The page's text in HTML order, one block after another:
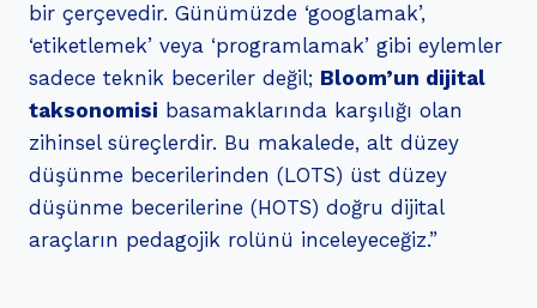
bir çerçevedir. Günümüzde ‘googlamak’,
‘etiketlemek’ veya ‘programlamak’ gibi eylemler
sadece teknik beceriler değil; Bloom’un dijital
taksonomisi basamaklarında karşılığı olan
zihinsel süreçlerdir. Bu makalede, alt düzey
düşünme becerilerinden (LOTS) üst düzey
düşünme becerilerine (HOTS) doğru dijital
araçların pedagojik rolünü inceleyeceğiz.”